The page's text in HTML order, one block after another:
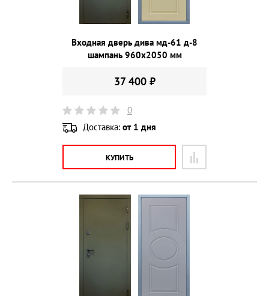
Входная дверь дива мд-61 д-8
шампань 960х2050 мм
37 400 ₽
0
Доставка: от 1 дня
КУПИТЬ